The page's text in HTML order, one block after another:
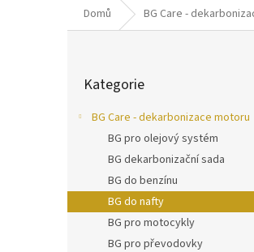
Domů
BG Care -
a
kategorie
Kategorie
BG Care - dekarbonizace motoru
BG pro olejový systém
BG dekarbonizační sada
BG do benzínu
BG do nafty
BG pro motocykly
BG pro převodovky